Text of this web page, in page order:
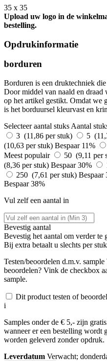
35 x 35
Upload uw logo in de
bestelling.
Opdrukinformatie
borduren
Borduren is een druktechniek
Door middel van naald en
op het artikel gestikt. Omdat we
is het borduursel kleurvast en
Selecteer aantal stuks Aantal
3 (11,86 per stuk)
5
(10,63 per stuk) Bespaar 11%
Meest populair
50 (9,11 per
(8,36 per stuk) Bespaar 30%
250 (7,61 per stuk) Bespaar
Bespaar 38%
Vul zelf een aantal in
Bevestig aantal
Bevestig het aantal om verder te
Bij extra betaalt u slechts per stuk
Testen/beoordelen d.m.v. sample
beoordelen? Vink de checkbox
sample.
Dit product testen of
i
Samples onder de € 5,- zijn
wanneer er een bestelling wordt
worden geleverd zonder opdruk.
Leverdatum Verwacht;